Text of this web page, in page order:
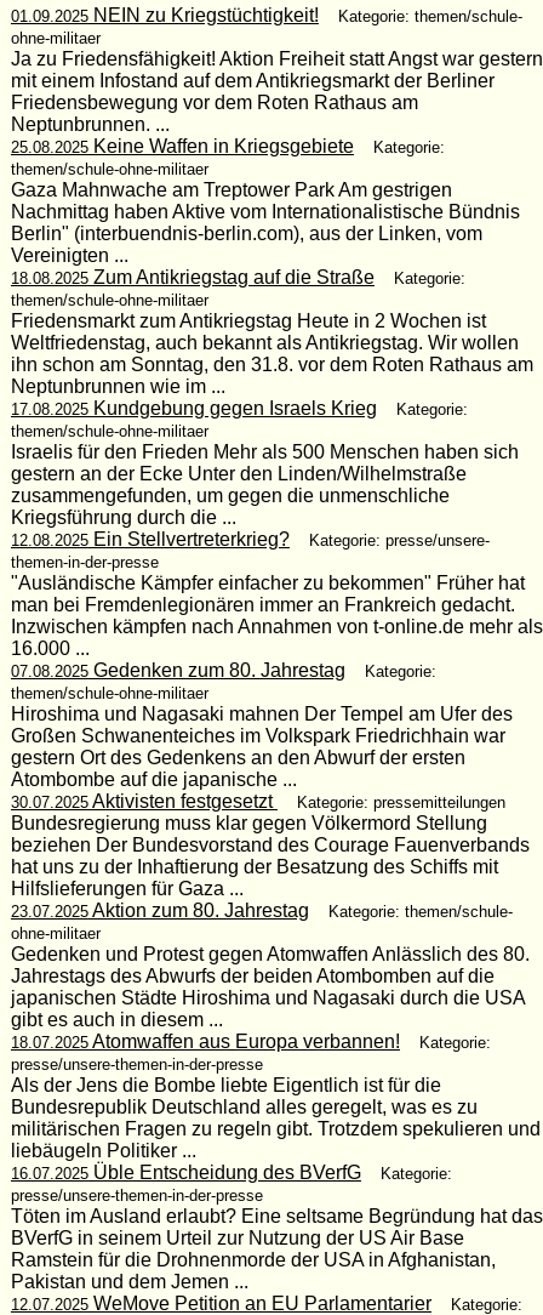
01.09.2025NEIN zu Kriegstüchtigkeit!
Kategorie: themen/schule-
ohne-militaer
Ja zu Friedensfähigkeit! Aktion Freiheit statt Angst war gestern
mit einem Infostand auf dem Antikriegsmarkt der Berliner
Friedensbewegung vor dem Roten Rathaus am
Neptunbrunnen. ...
25.08.2025Keine Waffen in Kriegsgebiete
Kategorie:
themen/schule-ohne-militaer
Gaza Mahnwache am Treptower Park Am gestrigen
Nachmittag haben Aktive vom Internationalistische Bündnis
Berlin" (interbuendnis-berlin.com), aus der Linken, vom
Vereinigten ...
18.08.2025Zum Antikriegstag auf die Straße
Kategorie:
themen/schule-ohne-militaer
Friedensmarkt zum Antikriegstag Heute in 2 Wochen ist
Weltfriedenstag, auch bekannt als Antikriegstag. Wir wollen
ihn schon am Sonntag, den 31.8. vor dem Roten Rathaus am
Neptunbrunnen wie im ...
17.08.2025Kundgebung gegen Israels Krieg
Kategorie:
themen/schule-ohne-militaer
Israelis für den Frieden Mehr als 500 Menschen haben sich
gestern an der Ecke Unter den Linden/Wilhelmstraße
zusammengefunden, um gegen die unmenschliche
Kriegsführung durch die ...
12.08.2025Ein Stellvertreterkrieg?
Kategorie: presse/unsere-
themen-in-der-presse
"Ausländische Kämpfer einfacher zu bekommen" Früher hat
man bei Fremdenlegionären immer an Frankreich gedacht.
Inzwischen kämpfen nach Annahmen von t-online.de mehr als
16.000 ...
07.08.2025Gedenken zum 80. Jahrestag
Kategorie:
themen/schule-ohne-militaer
Hiroshima und Nagasaki mahnen Der Tempel am Ufer des
Großen Schwanenteiches im Volkspark Friedrichhain war
gestern Ort des Gedenkens an den Abwurf der ersten
Atombombe auf die japanische ...
30.07.2025Aktivisten festgesetzt Kategorie: pressemitteilungen
Bundesregierung muss klar gegen Völkermord Stellung
beziehen Der Bundesvorstand des Courage Fauenverbands
hat uns zu der Inhaftierung der Besatzung des Schiffs mit
Hilfslieferungen für Gaza ...
23.07.2025Aktion zum 80. Jahrestag
Kategorie: themen/schule-
ohne-militaer
Gedenken und Protest gegen Atomwaffen Anlässlich des 80.
Jahrestags des Abwurfs der beiden Atombomben auf die
japanischen Städte Hiroshima und Nagasaki durch die USA
gibt es auch in diesem ...
18.07.2025Atomwaffen aus Europa verbannen!
Kategorie:
presse/unsere-themen-in-der-presse
Als der Jens die Bombe liebte Eigentlich ist für die
Bundesrepublik Deutschland alles geregelt, was es zu
militärischen Fragen zu regeln gibt. Trotzdem spekulieren und
liebäugeln Politiker ...
16.07.2025Üble Entscheidung des BVerfG
Kategorie:
presse/unsere-themen-in-der-presse
Töten im Ausland erlaubt? Eine seltsame Begründung hat das
BVerfG in seinem Urteil zur Nutzung der US Air Base
Ramstein für die Drohnenmorde der USA in Afghanistan,
Pakistan und dem Jemen ...
12.07.2025WeMove Petition an EU Parlamentarier
Kategorie: